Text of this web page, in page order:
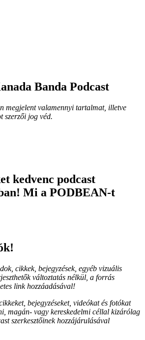
Banda Podcast
megjelent valamennyi tartalmat, illetve
szerzői jog véd.
kedvenc podcast
Mi a PODBEAN-t
cikkek, bejegyzések, egyéb vizuális
változtatás nélkül, a forrás
link hozzáadásával!
bejegyzéseket, videókat és fotókat
magán- vagy kereskedelmi céllal kizárólag
szerkesztőinek hozzájárulásával